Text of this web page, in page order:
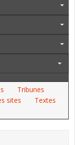
Tribunes
sites
Textes